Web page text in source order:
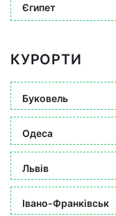
Єгипет
КУРОРТИ
Буковель
Одеса
Львів
Івано-Франківськ